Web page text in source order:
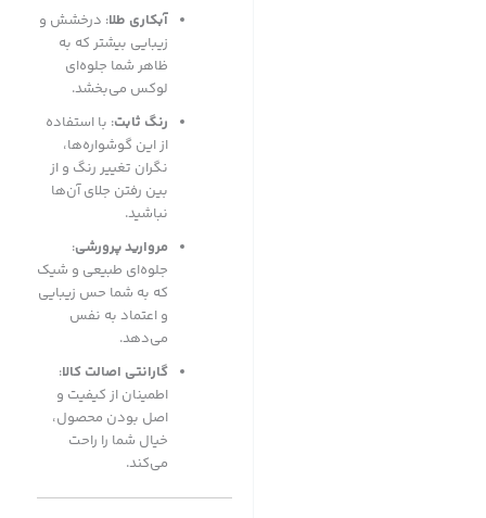
آبکاری طلا: درخشش و
زیبایی بیشتر که به
ظاهر شما جلوه‌ای
لوکس می‌بخشد.
رنگ ثابت: با استفاده
از این گوشواره‌ها،
نگران تغییر رنگ و از
بین رفتن جلای آن‌ها
نباشید.
مروارید پرورشی:
جلوه‌ای طبیعی و شیک
که به شما حس زیبایی
و اعتماد به نفس
می‌دهد.
گارانتی اصالت کالا:
اطمینان از کیفیت و
اصل بودن محصول،
خیال شما را راحت
می‌کند.